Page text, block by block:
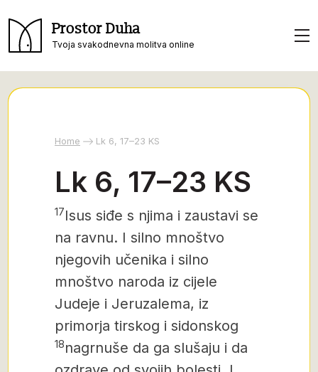
Prostor Duha
Tvoja svakodnevna molitva online
Home Lk 6, 17–23 KS
Lk 6, 17–23 KS
17Isus siđe s njima i zaustavi se
na ravnu. I silno mnoštvo
njegovih učenika i silno
mnoštvo naroda iz cijele
Judeje i Jeruzalema, iz
primorja tirskog i sidonskog
18nagrnuše da ga slušaju i da